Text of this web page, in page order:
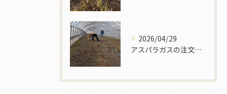
2026/04/29
アスパラガスの注文終了時期について